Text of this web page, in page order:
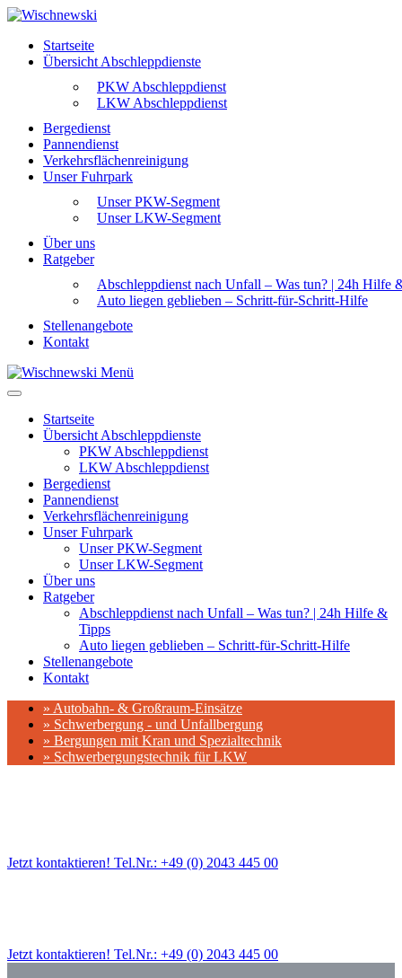
Startseite
Übersicht Abschleppdienste
PKW Abschleppdienst
LKW Abschleppdienst
Bergedienst
Pannendienst
Verkehrsflächenreinigung
Unser Fuhrpark
Unser PKW-Segment
Unser LKW-Segment
Über uns
Ratgeber
Abschleppdienst nach Unfall – Was tun? | 24h Hilfe
Auto liegen geblieben – Schritt-für-Schritt-Hilfe
Stellenangebote
Kontakt
Menü
Startseite
Übersicht Abschleppdienste
PKW Abschleppdienst
LKW Abschleppdienst
Bergedienst
Pannendienst
Verkehrsflächenreinigung
Unser Fuhrpark
Unser PKW-Segment
Unser LKW-Segment
Über uns
Ratgeber
Abschleppdienst nach Unfall – Was tun? | 24h Hilfe &
Tipps
Auto liegen geblieben – Schritt-für-Schritt-Hilfe
Stellenangebote
Kontakt
» Autobahn- & Großraum-Einsätze
» Schwerbergung - und Unfallbergung
» Bergungen mit Kran und Spezialtechnik
» Schwerbergungstechnik für LKW
Jetzt kontaktieren! Tel.Nr.: +49 (0) 2043 445 00
Jetzt kontaktieren! Tel.Nr.: +49 (0) 2043 445 00